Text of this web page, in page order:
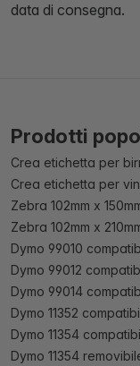
data di consegna.
Prodotti
Crea etichetta per
Crea etichetta per
Zebra 102mm x
Zebra 102mm x
Dymo 99010
Dymo 99012
Dymo 99014
Dymo 11352
Dymo 11354
Dymo 11354